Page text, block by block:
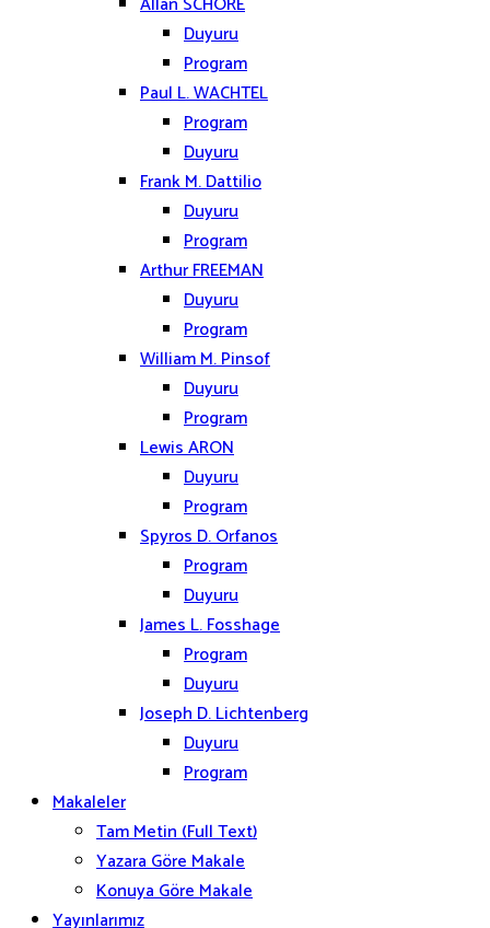
Duyuru
Program
Paul L. WACHTEL
Program
Duyuru
Frank M. Dattilio
Duyuru
Program
Arthur FREEMAN
Duyuru
Program
William M. Pinsof
Duyuru
Program
Lewis ARON
Duyuru
Program
Spyros D. Orfanos
Program
Duyuru
James L. Fosshage
Program
Duyuru
Joseph D. Lichtenberg
Duyuru
Program
Makaleler
Tam Metin (Full Text)
Yazara Göre Makale
Konuya Göre Makale
Yayınlarımız